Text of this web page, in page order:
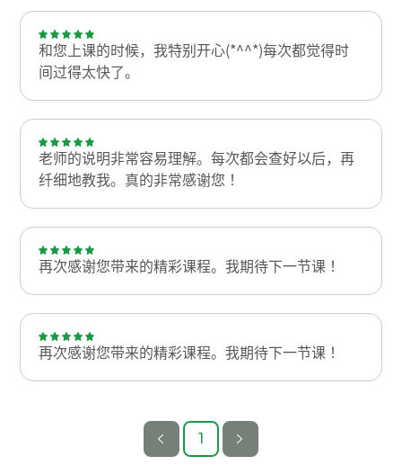
和您上课的时候，我特别开心(*^^*)每次都觉得时
间过得太快了。
老师的说明非常容易理解。每次都会查好以后，再
纤细地教我。真的非常感谢您！
再次感谢您带来的精彩课程。我期待下一节课！
再次感谢您带来的精彩课程。我期待下一节课！
1